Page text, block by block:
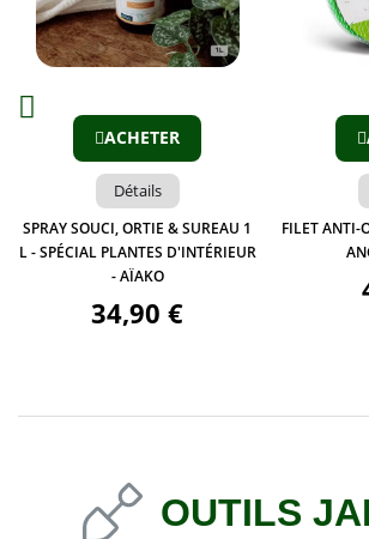
Aperçu
ACHETER
Détails
SPRAY SOUCI, ORTIE & SUREAU 1
L - SPÉCIAL PLANTES D'INTÉRIEUR
- AÏAKO
34,90 €
FILET ANTI-
OUTILS